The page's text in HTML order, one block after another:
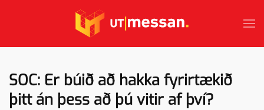
Skip to main content
SOC: Er búið að hakka fyrirtækið
þitt án þess að þú vitir af því?